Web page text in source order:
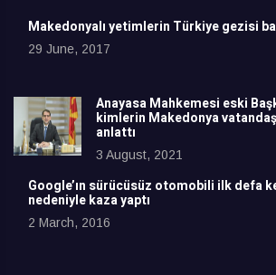
Makedonyalı yetimlerin Türkiye gezisi
29 June, 2017
Anayasa Mahkemesi eski
kimlerin Makedonya
anlattı
3 August, 2021
Google’ın sürücüsüz otomobili ilk defa
nedeniyle kaza yaptı
2 March, 2016